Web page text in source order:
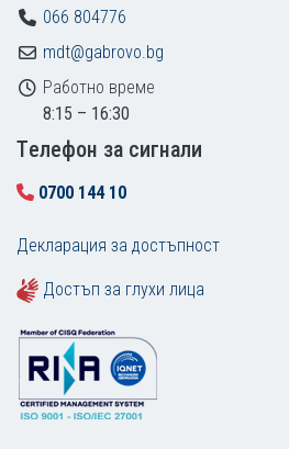
066 804776
mdt@gabrovo.bg
Работно време
8:15 – 16:30
Tелефон за сигнали
0700 144 10
Декларация за достъпност
Достъп за глухи лица